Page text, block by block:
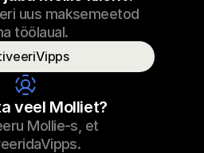
€69.99
uus maksemeetod
töölaual.
veel Molliet?
Mollie-s, et